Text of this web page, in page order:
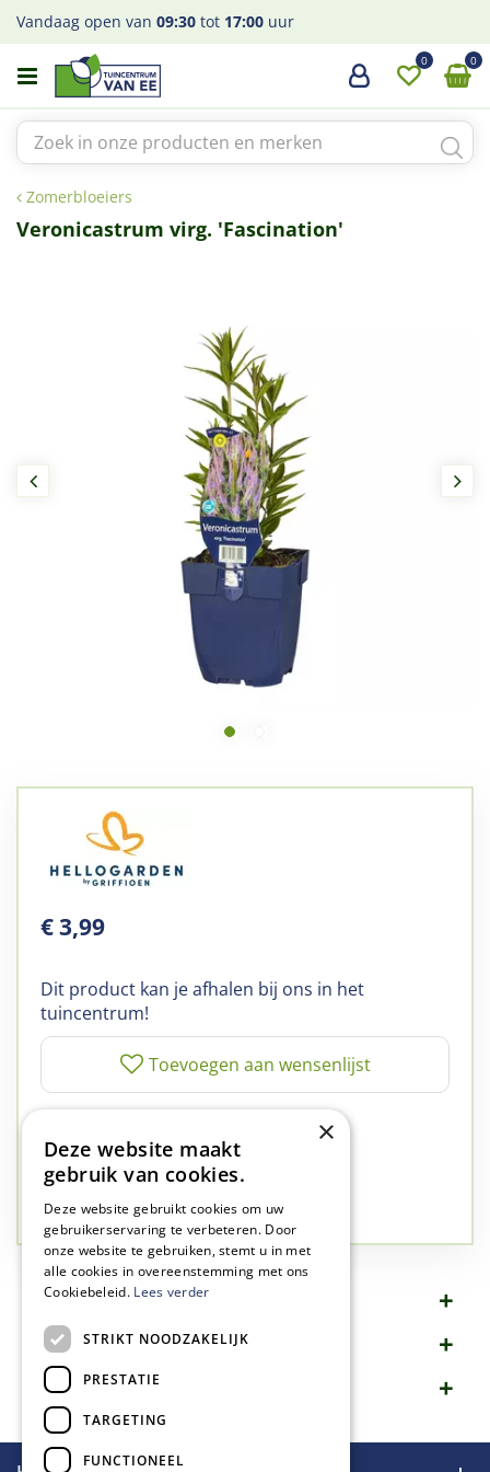
a
Zomerbloeiers
Vandaag open van 09:30 tot 17:00 uur
Veronicastrum virg. 'Fascination'
€3,99
Dit product kan je afhalen bij ons in het
tuincentrum!
✅A-kwaliteit service
✅77 jaar familie bedrijf
✅Groen, dat is wat we doen
Omschrijving
Specificaties
Merk
×
Deze website maakt
gebruik van cookies.
Deze website gebruikt cookies om uw
gebruikerservaring te verbeteren. Door
onze website te gebruiken, stemt u in met
alle cookies in overeenstemming met ons
Cookiebeleid. Lees verder
STRIKT NOODZAKELIJK
PRESTATIE
TARGETING
FUNCTIONEEL